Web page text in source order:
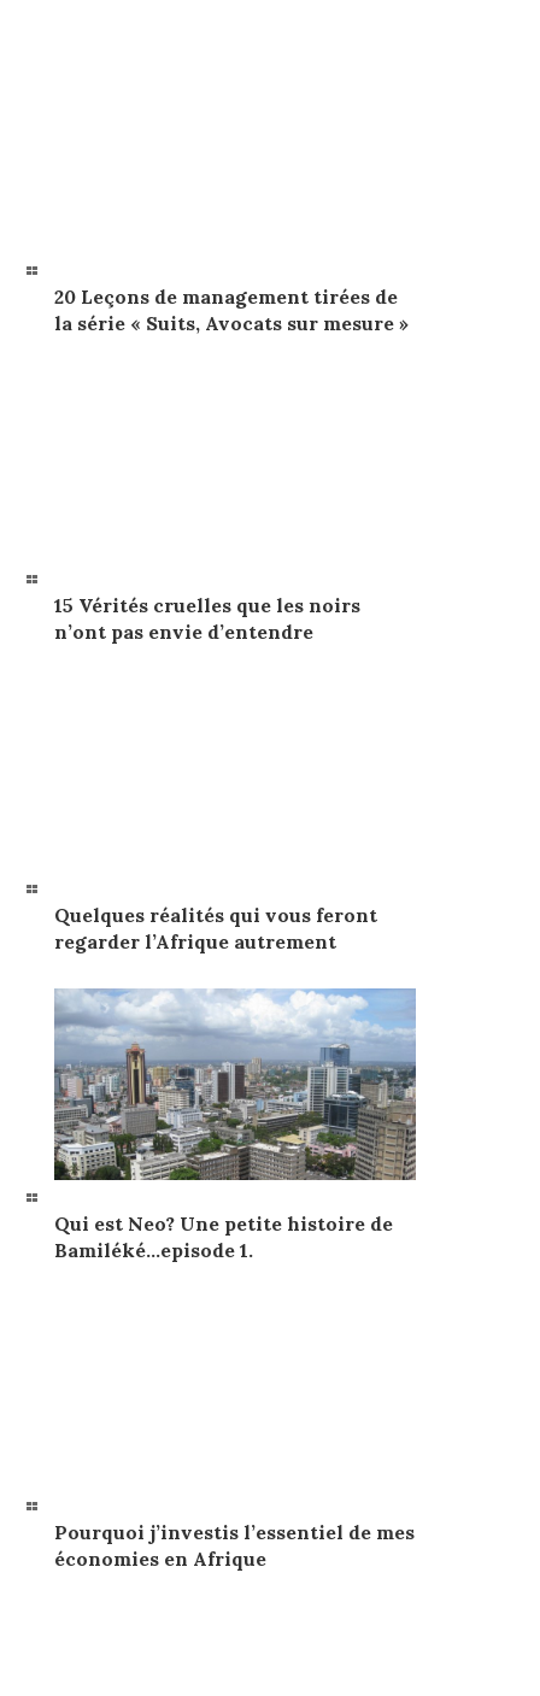
20 Leçons de management tirées de
la série « Suits, Avocats sur mesure »
15 Vérités cruelles que les noirs
n’ont pas envie d’entendre
Quelques réalités qui vous feront
regarder l’Afrique autrement
Qui est Neo? Une petite histoire de
Bamiléké…episode 1.
Pourquoi j’investis l’essentiel de mes
économies en Afrique